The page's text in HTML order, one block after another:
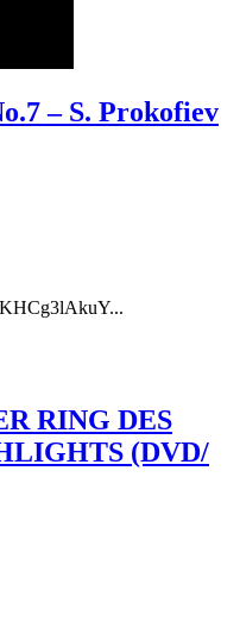
– S. Prokofiev
RING DES
(DVD/